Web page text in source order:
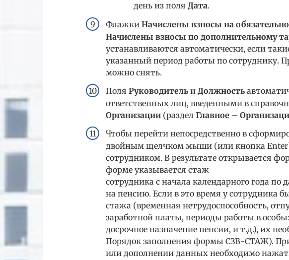
день из поля Дата.
Флажки Начислены взносы на
Начислены взносы по дополнительному
устанавливаются автоматически, если
указанный период работы по сотруднику.
можно снять.
Поля Руководитель и Должность
ответственных лиц, введенными в
Организации (раздел Главное –
Чтобы перейти непосредственно в
двойным щелчком мыши (или кнопка Enter)
сотрудником. В результате открывается
форме указывается стаж
сотрудника с начала календарного года по
на пенсию. Если в это время у сотрудника
стажа (временная нетрудоспособность,
заработной платы, периоды работы в
досрочное назначение пенсии, и т.д.), их
Порядок заполнения формы СЗВ-СТАЖ).
или дополнении данных необходимо